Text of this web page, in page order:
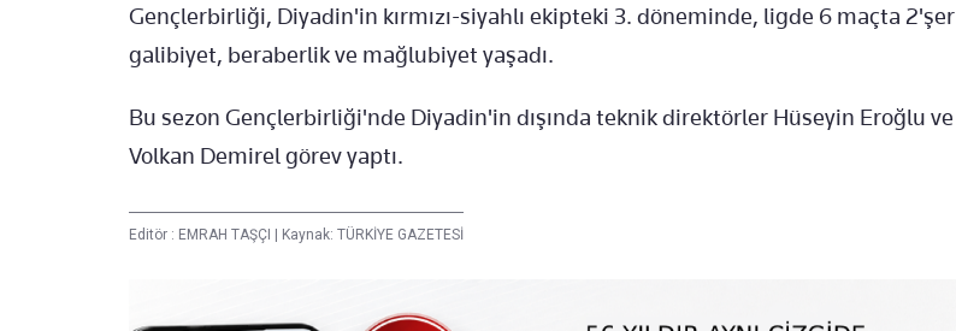
Gençlerbirliği, Diyadin'in kırmızı-siyahlı ekipteki 3. döneminde, ligde 6 maçta 2'şer
galibiyet, beraberlik ve mağlubiyet yaşadı.
Bu sezon Gençlerbirliği'nde Diyadin'in dışında teknik direktörler Hüseyin Eroğlu ve
Volkan Demirel görev yaptı.
Editör : EMRAH TAŞÇI Kaynak: TÜRKİYE GAZETESİ